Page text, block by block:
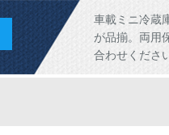
車載ミニ冷蔵
が品揃。両用
合わせくださ